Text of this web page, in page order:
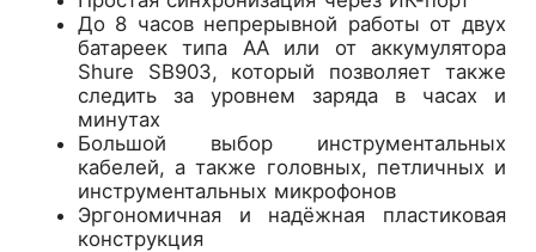
До 8 часов непрерывной работы от двух
батареек типа АА или от аккумулятора
Shure SB903, который позволяет также
следить за уровнем заряда в часах и
минутах
Большой выбор инструментальных
кабелей, а также головных, петличных и
инструментальных микрофонов
Эргономичная и надёжная пластиковая
конструкция